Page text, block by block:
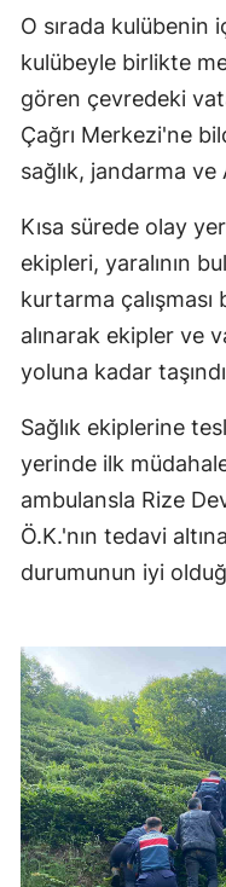
O sırada kulübenin
kulübeyle birlikte
gören çevredeki
Çağrı Merkezi'ne
sağlık, jandarma
Kısa sürede olay
ekipleri, yaralının
kurtarma çalışması
alınarak ekipler ve
yoluna kadar
Sağlık ekiplerine
yerinde ilk
ambulansla Rize
Ö.K.'nın tedavi
durumunun iyi